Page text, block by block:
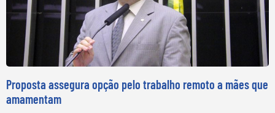
Proposta assegura opção pelo trabalho remoto a mães que
amamentam